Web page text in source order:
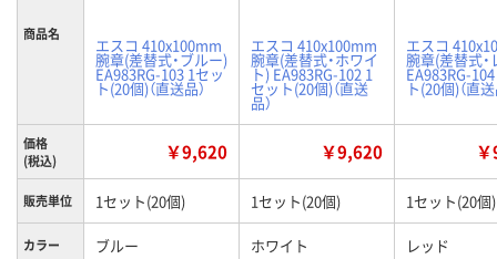
商品名
エスコ 410x100mm
腕章(差替式・ブルー)
EA983RG-103 1セッ
ト(20個)（直送品）
エスコ 410x100mm
腕章(差替式・ホワイ
ト) EA983RG-102 1
セット(20個)（直送
品）
エスコ
腕章(差替式
EA983RG-
ト(20個)（直送
価格
(税込)
￥9,620 ￥9,620
販売単位 1セット(20個) 1セット(20個) 1セット(20個)
カラー ブルー ホワイト レッド